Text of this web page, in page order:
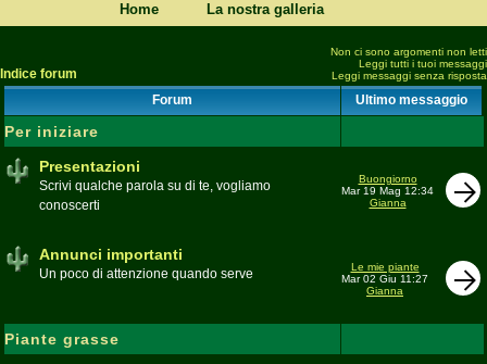
Home La nostra galleria
Indice forum
Non ci sono argomenti non letti
Leggi tutti i tuoi messaggi
Leggi messaggi senza risposta
Forum Ultimo messaggio
Per iniziare
Presentazioni
Scrivi qualche parola su di te, vogliamo
conoscerti
Buongiorno
Mar 19 Mag 12:34
Gianna
Annunci importanti
Un poco di attenzione quando serve
Le mie piante
Mar 02 Giu 11:27
Gianna
Piante grasse